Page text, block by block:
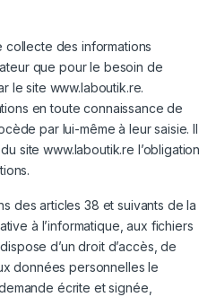
collecte des informations
que pour le besoin de
le site www.laboutik.re.
en toute connaissance de
par lui-même à leur saisie. Il
du sitewww.laboutik.re l’obligation
des articles 38 et suivants de la
à l’informatique, aux fichiers
d’un droit d’accès, de
données personnelles le
écrite et signée,